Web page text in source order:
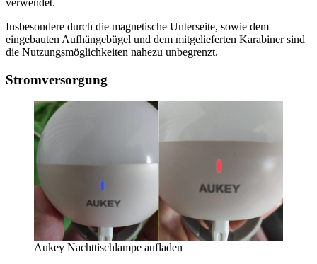
verwendet.
Insbesondere durch die magnetische Unterseite, sowie dem
eingebauten Aufhängebügel und dem mitgelieferten Karabiner sind
die Nutzungsmöglichkeiten nahezu unbegrenzt.
Stromversorgung
Aukey Nachttischlampe aufladen